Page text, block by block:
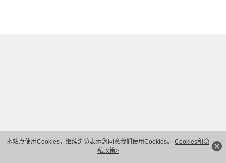
本站点使用Cookies，继续浏览表示您同意我们使用Cookies。 Cookies和隐
私政策>